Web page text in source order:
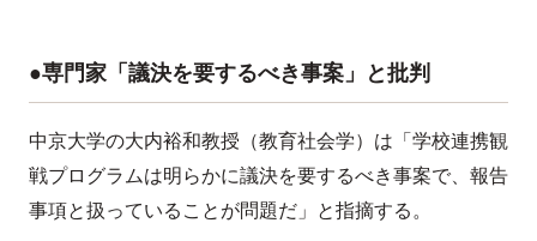
●専門家「議決を要するべき事案」と批判
中京大学の大内裕和教授（教育社会学）は「学校連携観
戦プログラムは明らかに議決を要するべき事案で、報告
事項と扱っていることが問題だ」と指摘する。